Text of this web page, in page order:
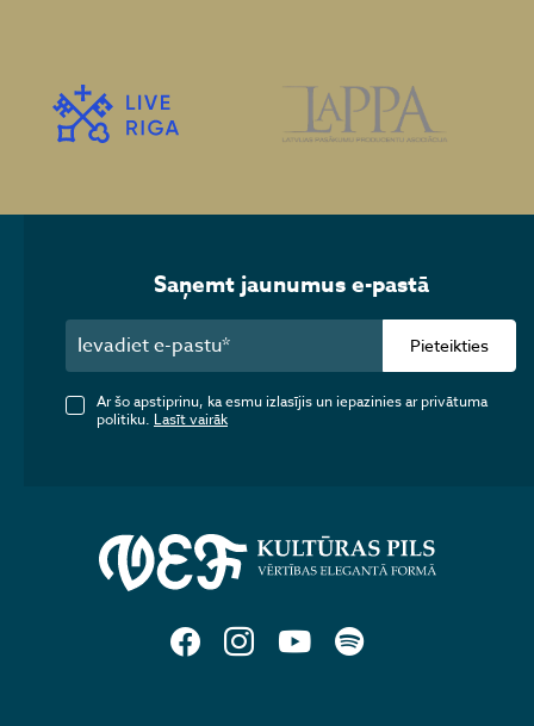
Saņemt jaunumus e-pastā
Pieteikties
Ar šo apstiprinu, ka esmu izlasījis un iepazinies ar privātuma
politiku. Lasīt vairāk